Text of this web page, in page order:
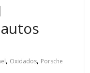
, Oxidados, Porsche